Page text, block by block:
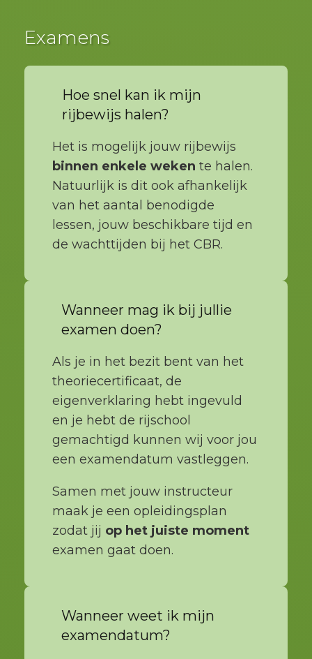
Examens
Hoe snel kan ik mijn
rijbewijs halen?
Het is mogelijk jouw rijbewijs
binnen enkele weken te halen.
Natuurlijk is dit ook afhankelijk
van het aantal benodigde
lessen, jouw beschikbare tijd en
de wachttijden bij het CBR.
Wanneer mag ik bij jullie
examen doen?
Als je in het bezit bent van het
theoriecertificaat, de
eigenverklaring hebt ingevuld
en je hebt de rijschool
gemachtigd kunnen wij voor jou
een examendatum vastleggen.
Samen met jouw instructeur
maak je een opleidingsplan
zodat jij op het juiste moment
examen gaat doen.
Wanneer weet ik mijn
examendatum?